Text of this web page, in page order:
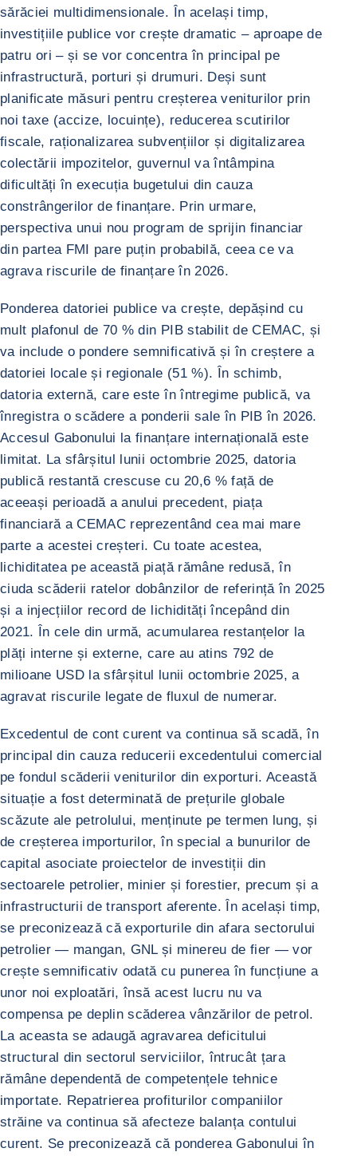
sărăciei multidimensionale. În același timp,
investițiile publice vor crește dramatic – aproape de
patru ori – și se vor concentra în principal pe
infrastructură, porturi și drumuri. Deși sunt
planificate măsuri pentru creșterea veniturilor prin
noi taxe (accize, locuințe), reducerea scutirilor
fiscale, raționalizarea subvențiilor și digitalizarea
colectării impozitelor, guvernul va întâmpina
dificultăți în execuția bugetului din cauza
constrângerilor de finanțare. Prin urmare,
perspectiva unui nou program de sprijin financiar
din partea FMI pare puțin probabilă, ceea ce va
agrava riscurile de finanțare în 2026.
Ponderea datoriei publice va crește, depășind cu
mult plafonul de 70 % din PIB stabilit de CEMAC, și
va include o pondere semnificativă și în creștere a
datoriei locale și regionale (51 %). În schimb,
datoria externă, care este în întregime publică, va
înregistra o scădere a ponderii sale în PIB în 2026.
Accesul Gabonului la finanțare internațională este
limitat. La sfârșitul lunii octombrie 2025, datoria
publică restantă crescuse cu 20,6 % față de
aceeași perioadă a anului precedent, piața
financiară a CEMAC reprezentând cea mai mare
parte a acestei creșteri. Cu toate acestea,
lichiditatea pe această piață rămâne redusă, în
ciuda scăderii ratelor dobânzilor de referință în 2025
și a injecțiilor record de lichidități începând din
2021. În cele din urmă, acumularea restanțelor la
plăți interne și externe, care au atins 792 de
milioane USD la sfârșitul lunii octombrie 2025, a
agravat riscurile legate de fluxul de numerar.
Excedentul de cont curent va continua să scadă, în
principal din cauza reducerii excedentului comercial
pe fondul scăderii veniturilor din exporturi. Această
situație a fost determinată de prețurile globale
scăzute ale petrolului, menținute pe termen lung, și
de creșterea importurilor, în special a bunurilor de
capital asociate proiectelor de investiții din
sectoarele petrolier, minier și forestier, precum și a
infrastructurii de transport aferente. În același timp,
se preconizează că exporturile din afara sectorului
petrolier — mangan, GNL și minereu de fier — vor
crește semnificativ odată cu punerea în funcțiune a
unor noi exploatări, însă acest lucru nu va
compensa pe deplin scăderea vânzărilor de petrol.
La aceasta se adaugă agravarea deficitului
structural din sectorul serviciilor, întrucât țara
rămâne dependentă de competențele tehnice
importate. Repatrierea profiturilor companiilor
străine va continua să afecteze balanța contului
curent. Se preconizează că ponderea Gabonului în